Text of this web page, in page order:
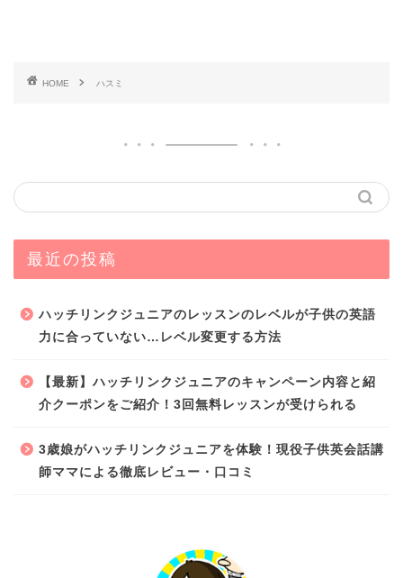
HOME ハスミ
最近の投稿
ハッチリンクジュニアのレッスンのレベルが子供の英語
力に合っていない…レベル変更する方法
【最新】ハッチリンクジュニアのキャンペーン内容と紹
介クーポンをご紹介！3回無料レッスンが受けられる
3歳娘がハッチリンクジュニアを体験！現役子供英会話講
師ママによる徹底レビュー・口コミ